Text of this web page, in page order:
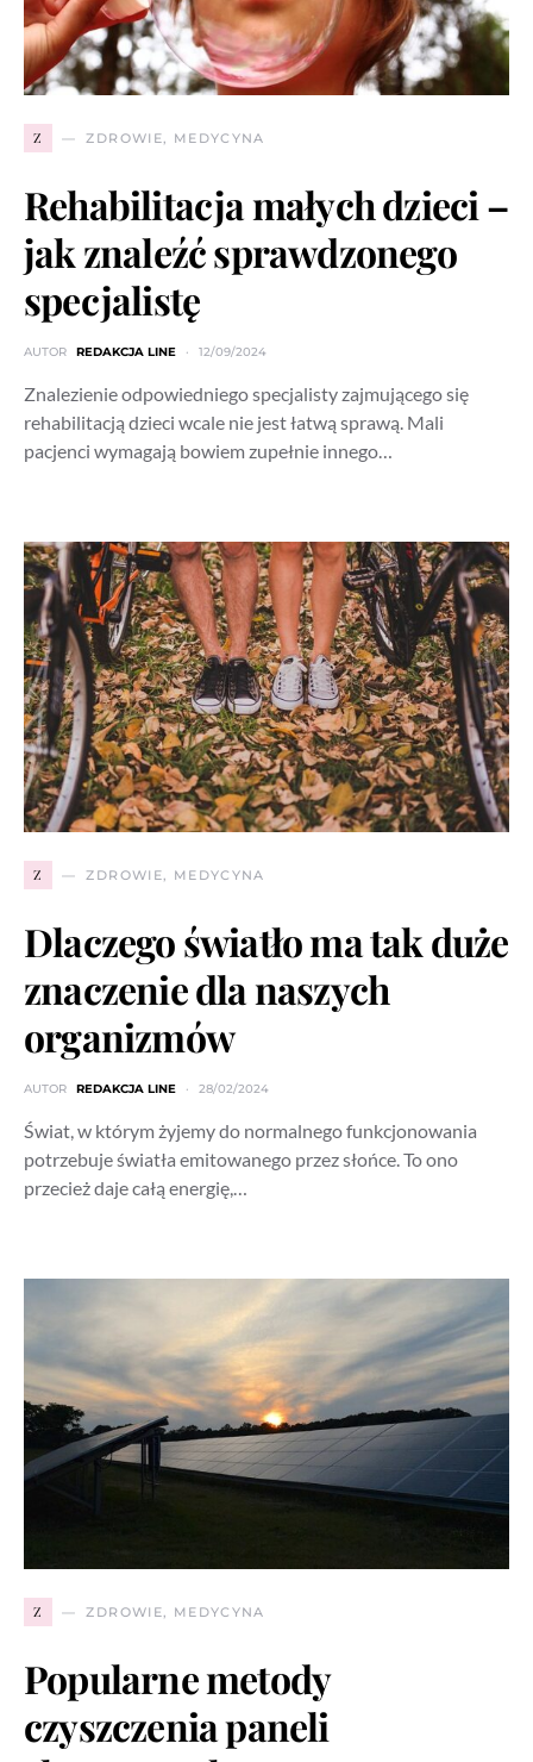
Z ZDROWIE, MEDYCYNA
Rehabilitacja małych dzieci –
jak znaleźć sprawdzonego
specjalistę
AUTOR REDAKCJA LINE 12/09/2024
Znalezienie odpowiedniego specjalisty zajmującego się
rehabilitacją dzieci wcale nie jest łatwą sprawą. Mali
pacjenci wymagają bowiem zupełnie innego…
Z ZDROWIE, MEDYCYNA
Dlaczego światło ma tak duże
znaczenie dla naszych
organizmów
AUTOR REDAKCJA LINE 28/02/2024
Świat, w którym żyjemy do normalnego funkcjonowania
potrzebuje światła emitowanego przez słońce. To ono
przecież daje całą energię,…
Z ZDROWIE, MEDYCYNA
Popularne metody
czyszczenia paneli